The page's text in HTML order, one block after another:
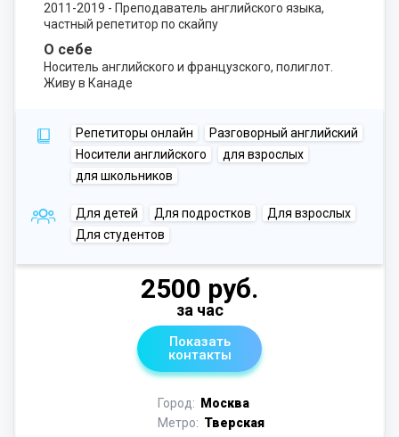
2011-2019 - Преподаватель английского языка,
частный репетитор по скайпу
О себе
Носитель английского и французского, полиглот.
Живу в Канаде
Репетиторы онлайн
Разговорный английский
Носители английского
для взрослых
для школьников
Для детей Для подростков
Для взрослых
Для студентов
Город:
Москва
Метро: Тверская
2500 руб.
за час
Показать
контакты